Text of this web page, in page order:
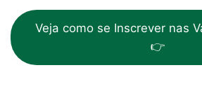
Veja como se Inscrever nas
👉